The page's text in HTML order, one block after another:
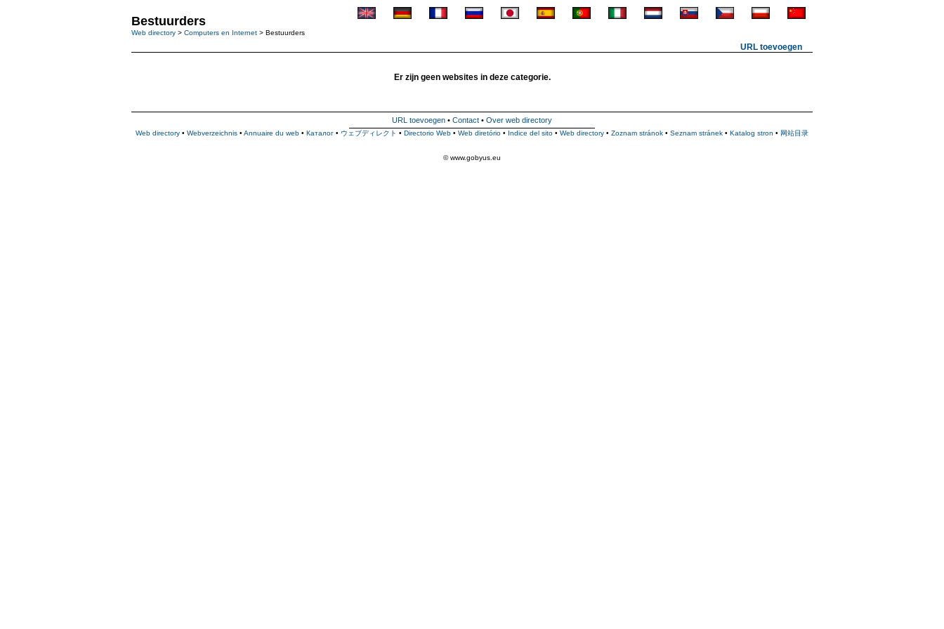
Bestuurders
Web directory > Computers en Internet > Bestuurders
URL toevoegen
Er zijn geen websites in deze categorie.
URL toevoegen • Contact • Over web directory
Web directory • Webverzeichnis • Annuaire du web • Каталог • ウェブディレクト • Directorio Web • Web diretório • Indice del sito • Web directory • Zoznam stránok • Seznam stránek • Katalog stron • 网站目录
© www.gobyus.eu